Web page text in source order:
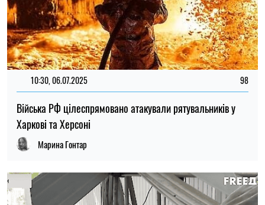
10:30, 06.07.2025 98
Війська РФ цілеспрямовано атакували рятувальників у
Харкові та Херсоні
Марина Гонтар